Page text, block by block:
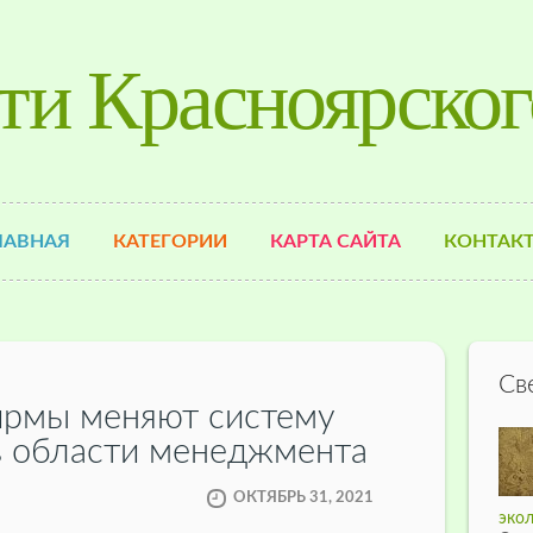
КАТЕГОРИИ КАРТА САЙТА
меняют систему
области менеджмента
ОКТЯБРЬ 31, 2021